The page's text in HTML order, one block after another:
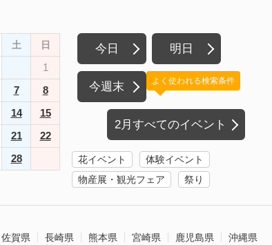
土 日
1
7
8
14
15
21
22
28
今日 明日
今週末
2月すべてのイベント
よく使われる検索条件
花イベント
体験イベント
物産展・観光フェア
祭り
佐賀県 長崎県 熊本県 宮崎県 鹿児島県
沖縄県